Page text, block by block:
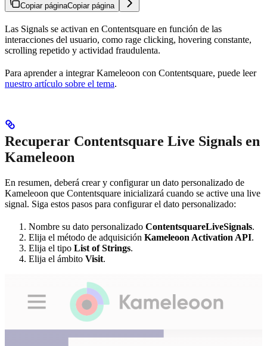
Copiar páginaCopiar página
Las Signals se activan en Contentsquare en función de las
interacciones del usuario, como rage clicking, hovering constante,
scrolling repetido y actividad fraudulenta.
Para aprender a integrar Kameleoon con Contentsquare, puede leer
nuestro artículo sobre el tema.
Recuperar Contentsquare Live Signals en
Kameleoon
En resumen, deberá crear y configurar un dato personalizado de
Kameleoon que Contentsquare inicializará cuando se active una live
signal. Siga estos pasos para configurar el dato personalizado:
Nombre su dato personalizado ContentsquareLiveSignals.
Elija el método de adquisición Kameleoon Activation API.
Elija el tipo List of Strings.
Elija el ámbito Visit.